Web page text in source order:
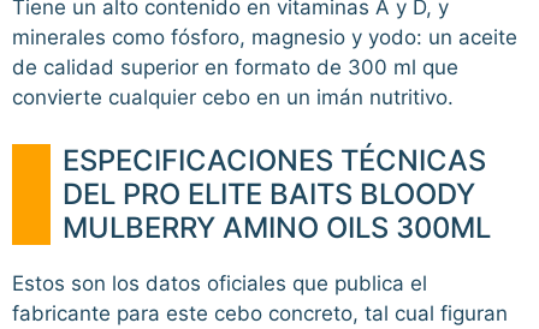
Tiene un alto contenido en vitaminas A y D, y
minerales como fósforo, magnesio y yodo: un aceite
de calidad superior en formato de 300 ml que
convierte cualquier cebo en un imán nutritivo.
ESPECIFICACIONES TÉCNICAS
DEL PRO ELITE BAITS BLOODY
MULBERRY AMINO OILS 300ML
Estos son los datos oficiales que publica el
fabricante para este cebo concreto, tal cual figuran